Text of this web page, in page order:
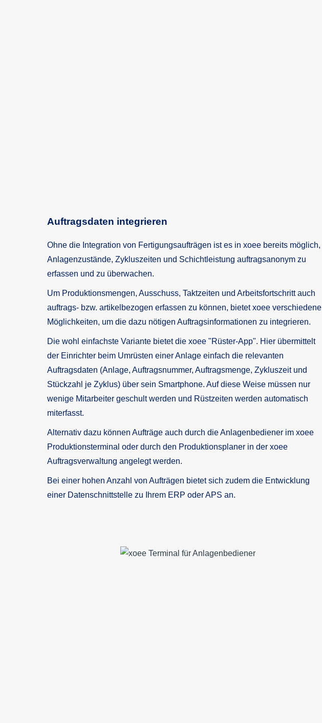
Auftragsdaten integrieren
Ohne die Integration von Fertigungsaufträgen ist es in xoee bereits möglich,
Anlagenzustände, Zykluszeiten und Schichtleistung auftragsanonym zu
erfassen und zu überwachen.
Um Produktionsmengen, Ausschuss, Taktzeiten und Arbeitsfortschritt auch
auftrags- bzw. artikelbezogen erfassen zu können, bietet xoee verschiedene
Möglichkeiten, um die dazu nötigen Auftragsinformationen zu integrieren.
Die wohl einfachste Variante bietet die xoee "Rüster-App". Hier übermittelt
der Einrichter beim Umrüsten einer Anlage einfach die relevanten
Auftragsdaten (Anlage, Auftragsnummer, Auftragsmenge, Zykluszeit und
Stückzahl je Zyklus) über sein Smartphone. Auf diese Weise müssen nur
wenige Mitarbeiter geschult werden und Rüstzeiten werden automatisch
miterfasst.
Alternativ dazu können Aufträge auch durch die Anlagenbediener im xoee
Produktionsterminal oder durch den Produktionsplaner in der xoee
Auftragsverwaltung angelegt werden.
Bei einer hohen Anzahl von Aufträgen bietet sich zudem die Entwicklung
einer Datenschnittstelle zu Ihrem ERP oder APS an.